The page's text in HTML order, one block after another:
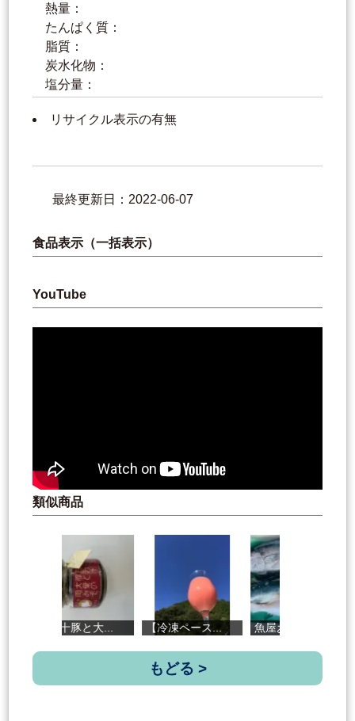
熱量：
たんぱく質：
脂質：
炭水化物：
塩分量：
リサイクル表示の有無
最終更新日：2022-06-07
食品表示（一括表示）
YouTube
類似商品
四万十豚と大... 【冷凍ペース... 魚屋おすすめ...
もどる >